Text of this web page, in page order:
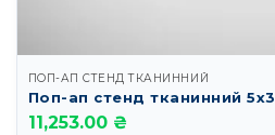
ПОП-АП СТЕНД ТКАНИННИЙ
Поп-ап стенд тканинний 5х3
11,253.00 ₴